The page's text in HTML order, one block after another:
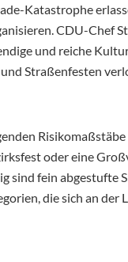
Katastrophe
CDU-Chef
und reiche
Straßenfesten
Risikomaßstäbe
oder eine
sind fein abgestufte
die sich an der